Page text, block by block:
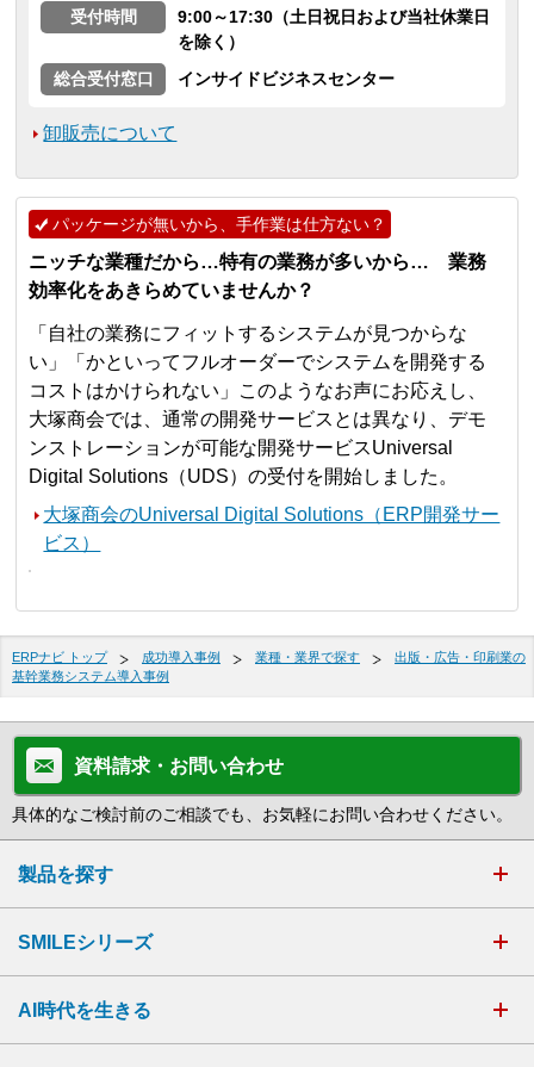
受付時間
9:00～17:30（土日祝日および当社休業日
を除く）
総合受付窓口
インサイドビジネスセンター
卸販売について
パッケージが無いから、手作業は仕方ない？
ニッチな業種だから…特有の業務が多いから… 業務
効率化をあきらめていませんか？
「自社の業務にフィットするシステムが見つからな
い」「かといってフルオーダーでシステムを開発する
コストはかけられない」このようなお声にお応えし、
大塚商会では、通常の開発サービスとは異なり、デモ
ンストレーションが可能な開発サービスUniversal
Digital Solutions（UDS）の受付を開始しました。
大塚商会のUniversal Digital Solutions（ERP開発サー
ビス）
ERPナビ トップ 成功導入事例 業種・業界で探す
出版・広告・印刷業の
基幹業務システム導入事例
資料請求・お問い合わせ
具体的なご検討前のご相談でも、お気軽にお問い合わせください。
製品を探す
SMILEシリーズ
AI時代を生きる